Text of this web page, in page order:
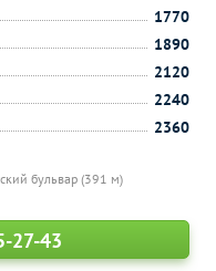
бульвар (391 м)
1770
1890
2120
2240
2360
27-43